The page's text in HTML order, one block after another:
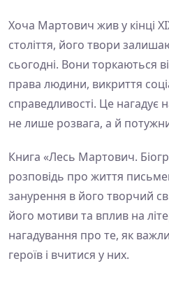
Хоча Мартович жив у кінці
століття, його твори
сьогодні. Вони торкаються
права людини, викриття
справедливості. Це
не лише розвага, а й
Книга «Лесь Мартович.
розповідь про життя
занурення в його творчий
його мотиви та вплив на
нагадування про те, як
героїв і вчитися у них.